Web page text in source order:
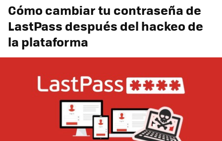
Cómo cambiar tu contraseña de
LastPass después del hackeo de
la plataforma